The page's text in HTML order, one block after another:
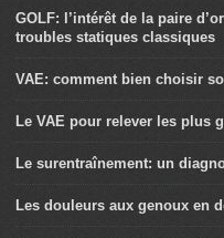
GOLF: l’intérêt de la paire
troubles statiques classiques
VAE: comment bien choisir
Le VAE pour relever les plus
Le surentraînement: un
Les douleurs aux genoux en